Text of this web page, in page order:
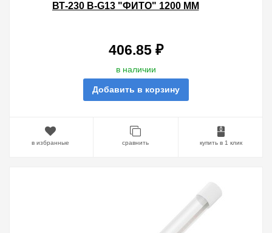
ВТ-230 В-G13 "ФИТО" 1200 ММ
406.85 ₽
в наличии
Добавить в корзину
в избранные сравнить купить в 1 клик